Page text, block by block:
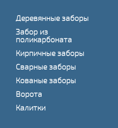
Деревянные заборы
Забор из
поликарбоната
Кирпичные заборы
Сварные заборы
Кованые заборы
Ворота
Калитки